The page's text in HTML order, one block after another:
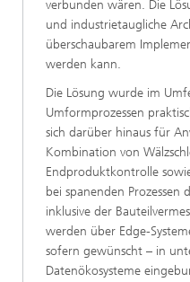
verbunden wären. Die
und industrietaugliche
überschaubarem
werden kann.
Die Lösung wurde im
Umformprozessen
sich darüber hinaus für
Kombination von
Endproduktkontrolle
bei spanenden Prozessen
inklusive der
werden über Edge-
sofern gewünscht – in
Datenökosysteme